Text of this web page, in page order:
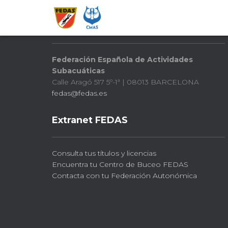
FEDAS
Federación Española de Actividades
Subacuáticas
Calle Aragó 517 5º-1ª | 08013 BARCELONA
fedas@fedas.es
Extranet FEDAS
Consulta tus títulos y licencias
Encuentra tu Centro de Buceo FEDAS
Contacta con tu Federación Autonómica